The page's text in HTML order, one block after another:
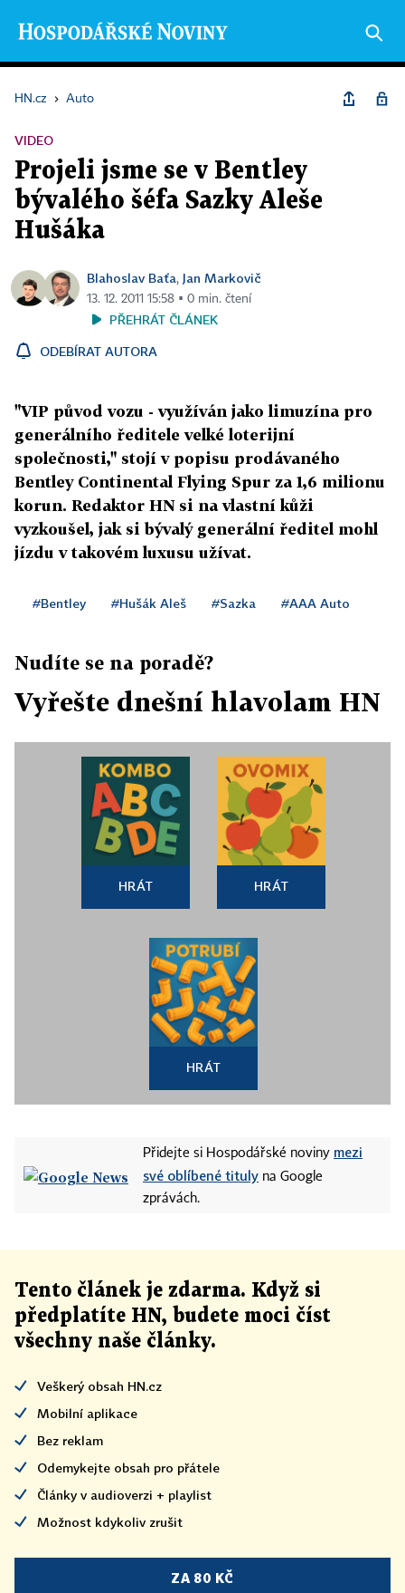
HN.cz › Auto
VIDEO
Projeli jsme se v Bentley
bývalého šéfa Sazky Aleše
Hušáka
Blahoslav Baťa, Jan Markovič
13. 12. 2011 15:58 ▪ 0 min. čtení
PŘEHRÁT ČLÁNEK
ODEBÍRAT AUTORA
"VIP původ vozu - využíván jako limuzína pro
generálního ředitele velké loterijní
společnosti," stojí v popisu prodávaného
Bentley Continental Flying Spur za 1,6 milionu
korun. Redaktor HN si na vlastní kůži
vyzkoušel, jak si bývalý generální ředitel mohl
jízdu v takovém luxusu užívat.
#Bentley #Hušák Aleš #Sazka #AAA Auto
Nudíte se na poradě?
Vyřešte dnešní hlavolam HN
HRÁT HRÁT
HRÁT
Přidejte si Hospodářské noviny mezi
své oblíbené tituly na Google
zprávách.
Tento článek je zdarma. Když si
předplatíte HN, budete moci číst
všechny naše články.
Veškerý obsah HN.cz
Mobilní aplikace
Bez reklam
Odemykejte obsah pro přátele
Články v audioverzi + playlist
Možnost kdykoliv zrušit
ZA 80 KČ